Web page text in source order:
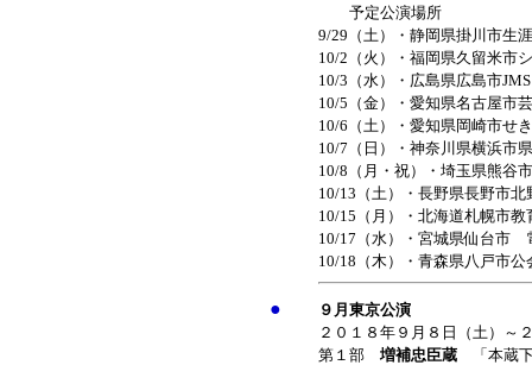
予定公演場所
9/29（土）・静岡県掛川市生
10/2（火）・福岡県久留米市
10/3（水）・広島県広島市
10/5（金）・愛知県名古屋市
10/6（土）・愛知県岡崎市せ
10/7（日）・神奈川県横浜市
10/8（月・祝）・埼玉県熊谷
10/13（土）・長野県長野市北
10/15（月）・北海道札幌市教
10/17（水）・宮城県仙台市
10/18（木）・青森県八戸市
●
９月東京公演
２０１８年９月８日（土）
第１部 増補忠臣蔵 「本